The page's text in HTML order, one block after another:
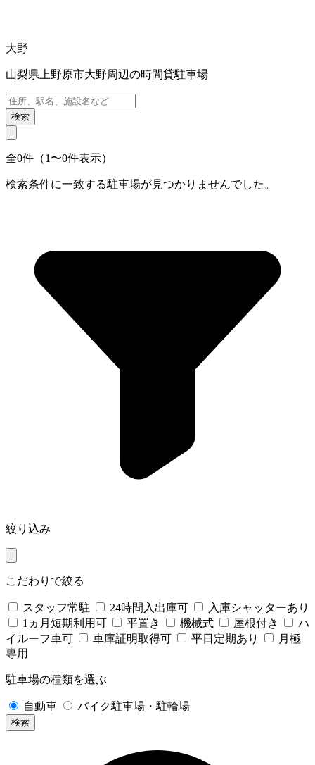
大野
山梨県上野原市大野周辺の時間貸駐車場
検索
全0件（1〜0件表示）
検索条件に一致する駐車場が見つかりませんでした。
絞り込み
こだわりで絞る
スタッフ常駐 24時間入出庫可
入庫シャッターあり
1ヵ月短期利用可
平置き 機械式 屋根付き
ハ
イルーフ車可
車庫証明取得可 平日定期あり
月極
専用
駐車場の種類を選ぶ
自動車 バイク駐車場・駐輪場
検索